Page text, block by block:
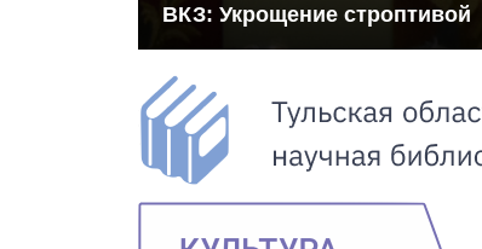
ВКЗ: Укрощение строптивой